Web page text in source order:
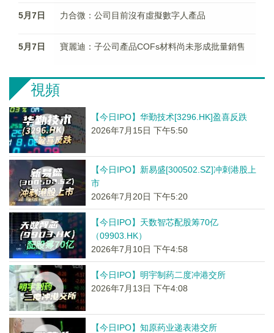
5月7日 力合微：公司目前沒有虛擬數字人產品
5月7日 寶麗迪：子公司產品COFs材料尚未形成批量銷售
視頻
【今日IPO】华勤技术[3296.HK]盈喜反跌
2026年7月15日 下午5:50
【今日IPO】新易盛[300502.SZ]冲刺港股上
市
2026年7月20日 下午5:20
【今日IPO】天数智芯配股筹70亿
（09903.HK）
2026年7月10日 下午4:58
【今日IPO】明宇制药二度冲港交所
2026年7月13日 下午4:08
【今日IPO】知原药业递表港交所